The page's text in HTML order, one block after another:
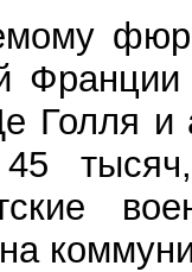
Голля и
45